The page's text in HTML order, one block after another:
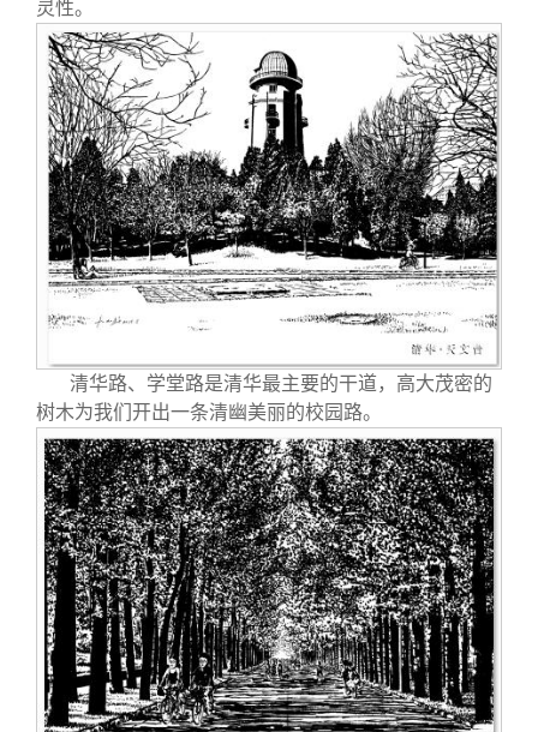
灵性。
清华路、学堂路是清华最主要的干道，高大茂密的
树木为我们开出一条清幽美丽的校园路。